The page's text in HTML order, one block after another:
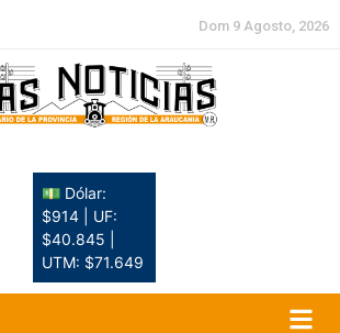
Dom 9 Agosto, 2026
💵 Dólar:
$914 | UF:
$40.845 |
UTM: $71.649